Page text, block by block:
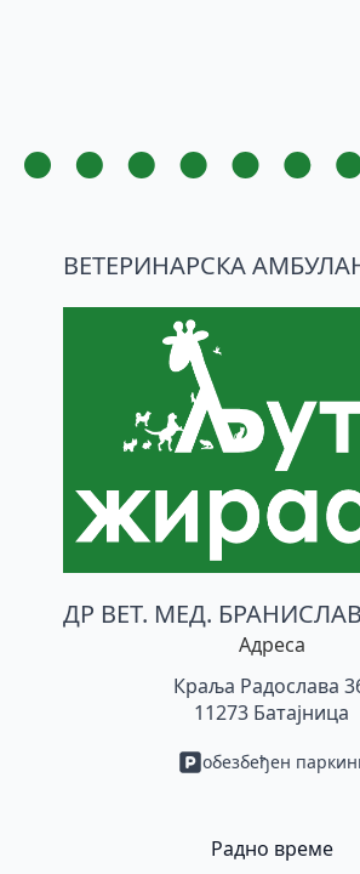
ВЕТЕРИНАРСКА
ДР ВЕТ. МЕД.
Адреса
Краља Радослава
11273 Батајница
обезбеђен
Радно време